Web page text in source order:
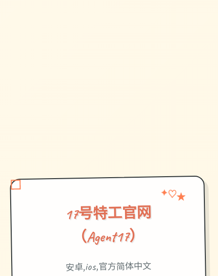
17号特工官网
（Agent17）
✦♡★
安卓,ios,官方简体中文